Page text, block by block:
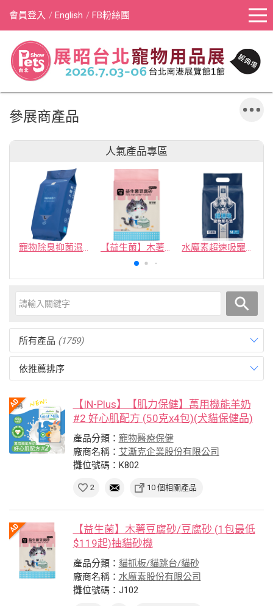
會員登入 English FB粉絲團
參展商產品
人氣產品專區
寵物除臭抑菌濕紙巾／30抽／無味【4包100】 【益生菌】木薯豆腐砂/豆腐砂 (1包最低$119起)抽貓砂機 水魔素超速吸寵物尿布墊買1送1
所有產品 (1759)
依推薦排序
【IN-Plus】【肌力保健】萬用機能羊奶
#2 好心肌配方 (50克x4包)(犬貓保健品)
產品分類： 寵物醫療保健
廠商名稱： 艾澌克企業股份有限公司
攤位號碼：K802
2 10 個相關產品
【益生菌】木薯豆腐砂/豆腐砂 (1包最低
$119起)抽貓砂機
產品分類： 貓抓板/貓跳台/貓砂
廠商名稱： 水魔素股份有限公司
攤位號碼：J102